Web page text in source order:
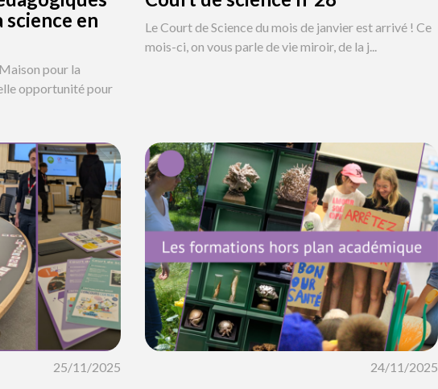
science en
pour la
opportunité pour
Le Court de Science du mois de janvier est arrivé ! Ce
mois-ci, on vous parle de vie miroir, de la j...
25/11/2025 24/11/2025